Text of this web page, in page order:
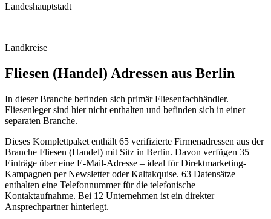
Landeshauptstadt
–
Landkreise
Fliesen (Handel) Adressen aus Berlin
In dieser Branche befinden sich primär Fliesenfachhändler.
Fliesenleger sind hier nicht enthalten und befinden sich in einer
separaten Branche.
Dieses Komplettpaket enthält 65 verifizierte Firmenadressen aus der
Branche Fliesen (Handel) mit Sitz in Berlin. Davon verfügen 35
Einträge über eine E-Mail-Adresse – ideal für Direktmarketing-
Kampagnen per Newsletter oder Kaltakquise. 63 Datensätze
enthalten eine Telefonnummer für die telefonische
Kontaktaufnahme. Bei 12 Unternehmen ist ein direkter
Ansprechpartner hinterlegt.